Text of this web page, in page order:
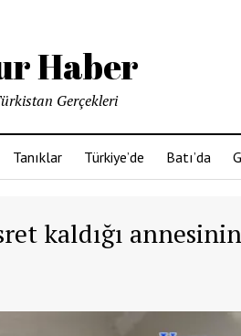
Haber
Gerçekleri
Tanıklar Türkiye’de Batı’da
kaldığı annesinin